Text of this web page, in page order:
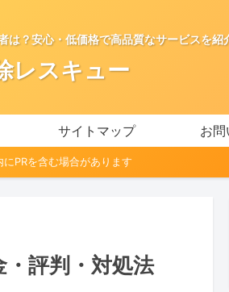
は？安心・低価格で高品質なサービスを紹
レスキュー
サイトマップ お
PRを含む場合があります
評判・対処法